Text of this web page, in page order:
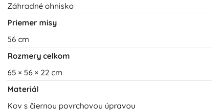
Záhradné ohnisko
Priemer misy
56 cm
Rozmery celkom
65 × 56 × 22 cm
Materiál
Kov s čiernou povrchovou úpravou